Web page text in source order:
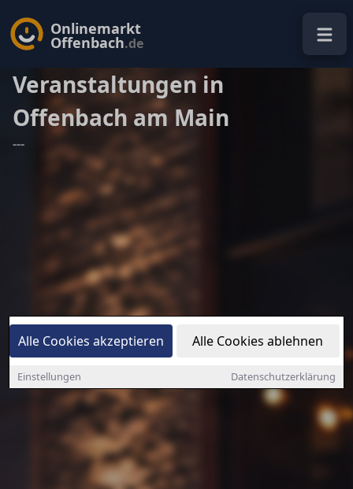
Alle Cookies akzeptieren Alle Cookies ablehnen
Einstellungen Datenschutzerklärung
Onlinemarkt
Offenbach.de
Veranstaltungen in
Offenbach am Main
---